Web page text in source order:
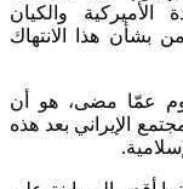
الأميركية والكيان
بشأن هذا الانتهاك
عمّا مضى، هو أن
الإيراني بعد هذه